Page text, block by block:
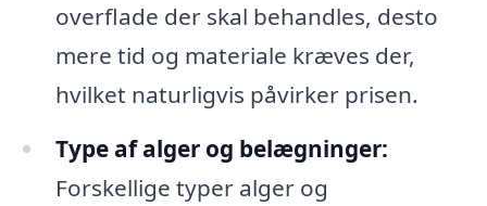
overflade der skal behandles, desto
mere tid og materiale kræves der,
hvilket naturligvis påvirker prisen.
Type af alger og belægninger:
Forskellige typer alger og